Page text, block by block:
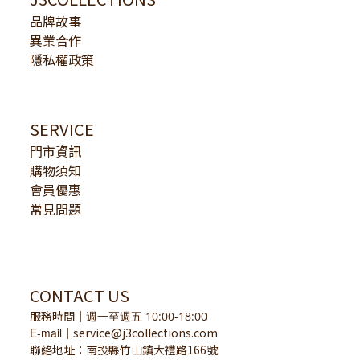
品牌故事
異業合作
隱私權政策
SERVICE
門市資訊
購物須知
會員優惠
常見問題
CONTACT US
服務時間 ｜ 週一至週五 10:00-18:00
E-mail
service@j3collections.com
聯絡地址：南投縣竹山鎮大禮路166號